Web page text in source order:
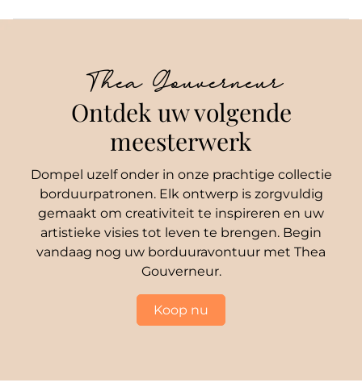
Thea Gouverneur
Ontdek uw volgende
meesterwerk
Dompel uzelf onder in onze prachtige collectie
borduurpatronen. Elk ontwerp is zorgvuldig
gemaakt om creativiteit te inspireren en uw
artistieke visies tot leven te brengen. Begin
vandaag nog uw borduuravontuur met Thea
Gouverneur.
Koop nu